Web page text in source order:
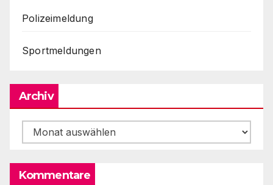
Polizeimeldung
Sportmeldungen
Archiv
Archiv
Kommentare